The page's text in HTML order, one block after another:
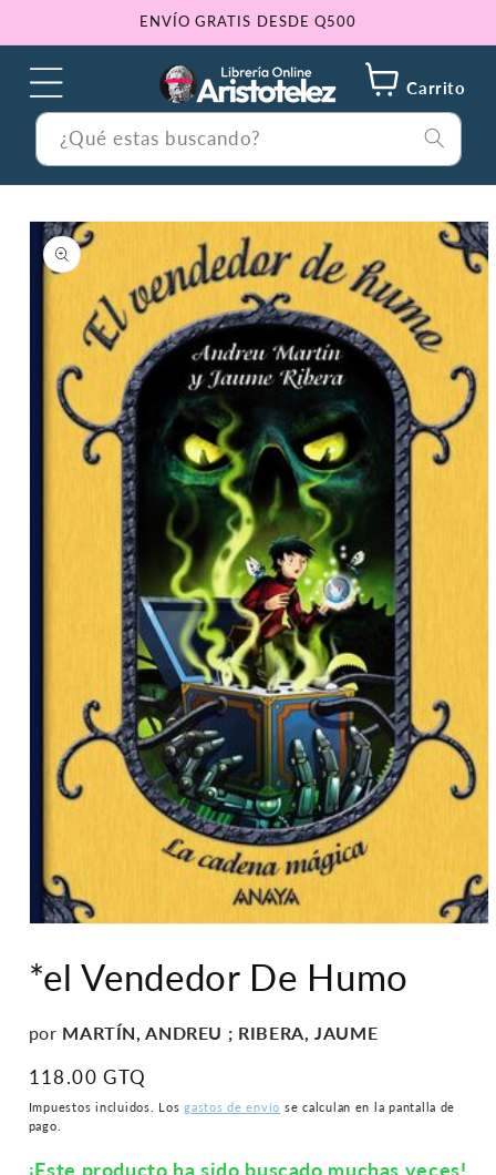
al contenido
ENVÍO GRATIS DESDE Q500
¿Qué estas buscando?
Carrito
directamente
información
del producto
multimedia
1
ventana
modal
*el Vendedor De Humo
por MARTÍN, ANDREU ; RIBERA, JAUME
Precio
habitual
118.00 GTQ
Impuestos incluidos. Losgastos de envío se calculan en la pantalla de
pago.
¡Este producto ha sido buscado muchas veces!